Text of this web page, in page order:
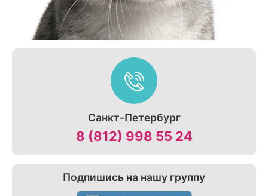
Санкт-Петербург
8 (812) 998 55 24
Подпишись на нашу группу